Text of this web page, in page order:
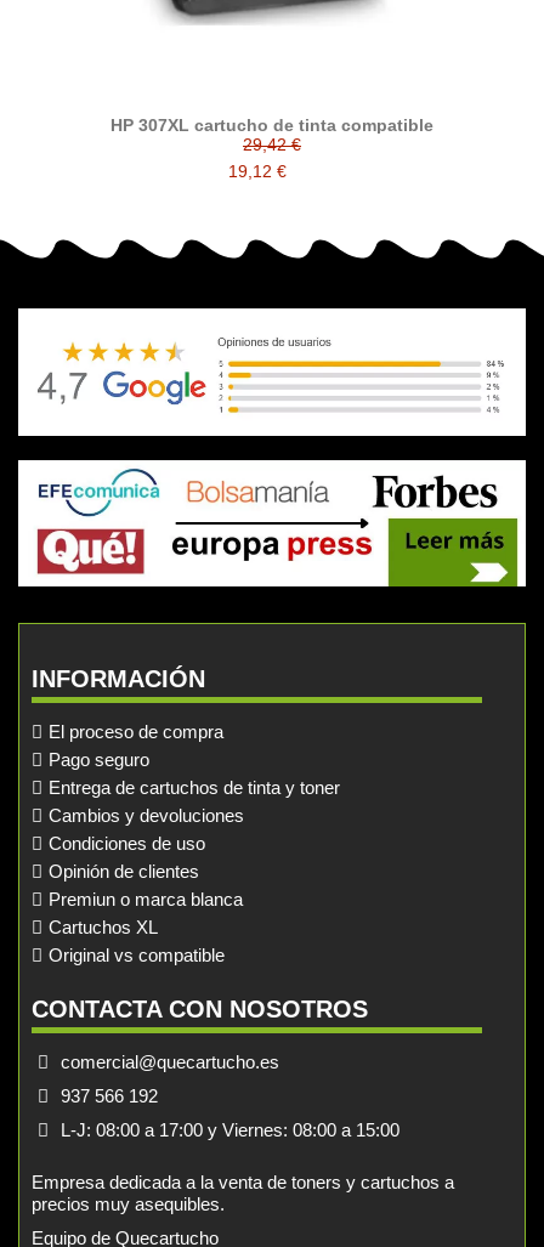
HP 307XL cartucho de tinta compatible
29,42 €
19,12 €
INFORMACIÓN
El proceso de compra
Pago seguro
Entrega de cartuchos de tinta y toner
Cambios y devoluciones
Condiciones de uso
Opinión de clientes
Premiun o marca blanca
Cartuchos XL
Original vs compatible
CONTACTA CON NOSOTROS
comercial@quecartucho.es
937 566 192
L-J: 08:00 a 17:00 y Viernes: 08:00 a 15:00
Empresa dedicada a la venta de toners y cartuchos a
precios muy asequibles.
Equipo de Quecartucho